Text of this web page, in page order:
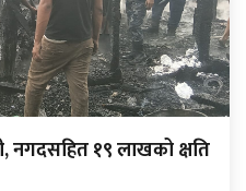
१९ लाखको क्षति